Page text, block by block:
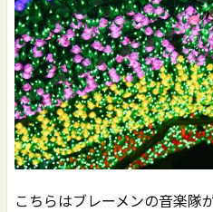
こちらはブレーメンの音楽隊